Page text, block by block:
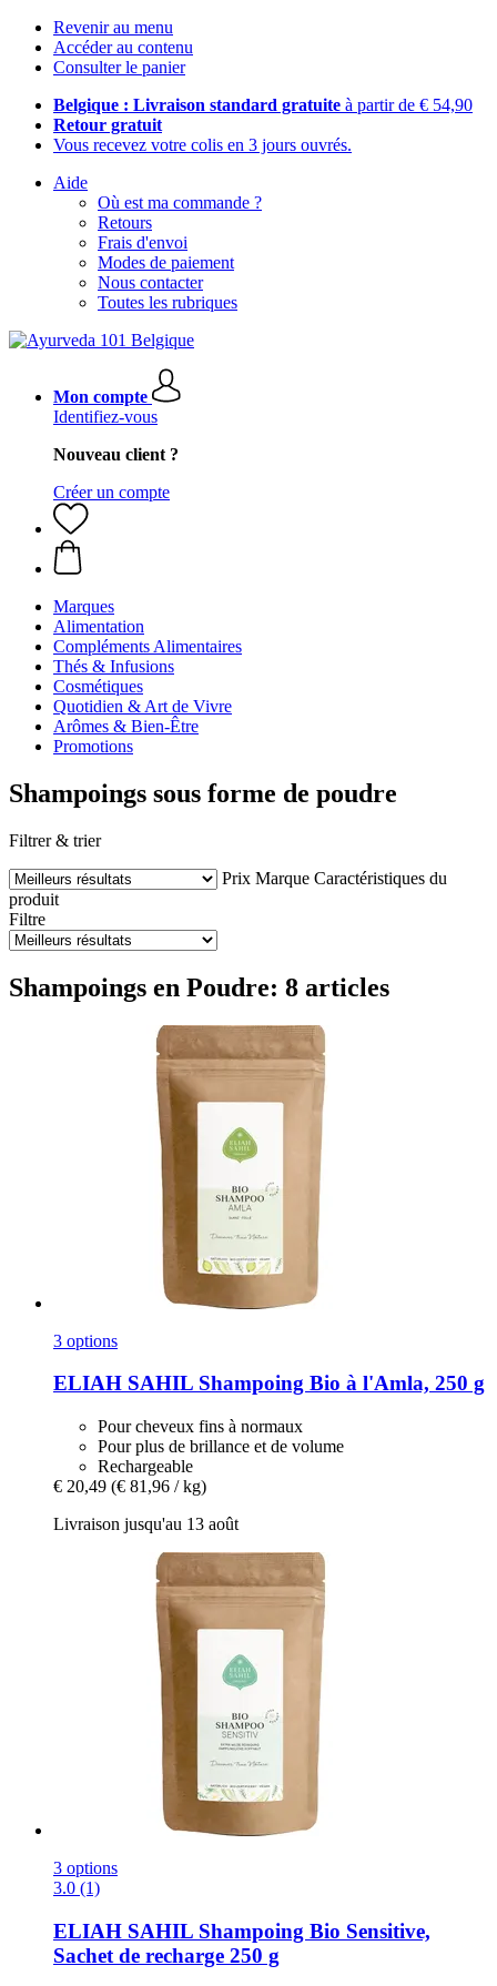
Revenir au menu
Accéder au contenu
Consulter le panier
Belgique : Livraison standard gratuite à partir de € 54,90
Retour gratuit
Vous recevez votre colis en 3 jours ouvrés.
Aide
Où est ma commande ?
Retours
Frais d'envoi
Modes de paiement
Nous contacter
Toutes les rubriques
Mon compte
Identifiez-vous
Nouveau client ?
Créer un compte
Marques
Alimentation
Compléments Alimentaires
Thés & Infusions
Cosmétiques
Quotidien & Art de Vivre
Arômes & Bien-Être
Promotions
Shampoings sous forme de poudre
Filtrer & trier
Prix Marque Caractéristiques du
produit
Filtre
Shampoings en Poudre: 8 articles
3 options
ELIAH SAHIL Shampoing Bio à l'Amla, 250 g
Pour cheveux fins à normaux
Pour plus de brillance et de volume
Rechargeable
€ 20,49 (€ 81,96 / kg)
Livraison jusqu'au 13 août
3 options
3.0 (1)
ELIAH SAHIL Shampoing Bio Sensitive,
Sachet de recharge 250 g